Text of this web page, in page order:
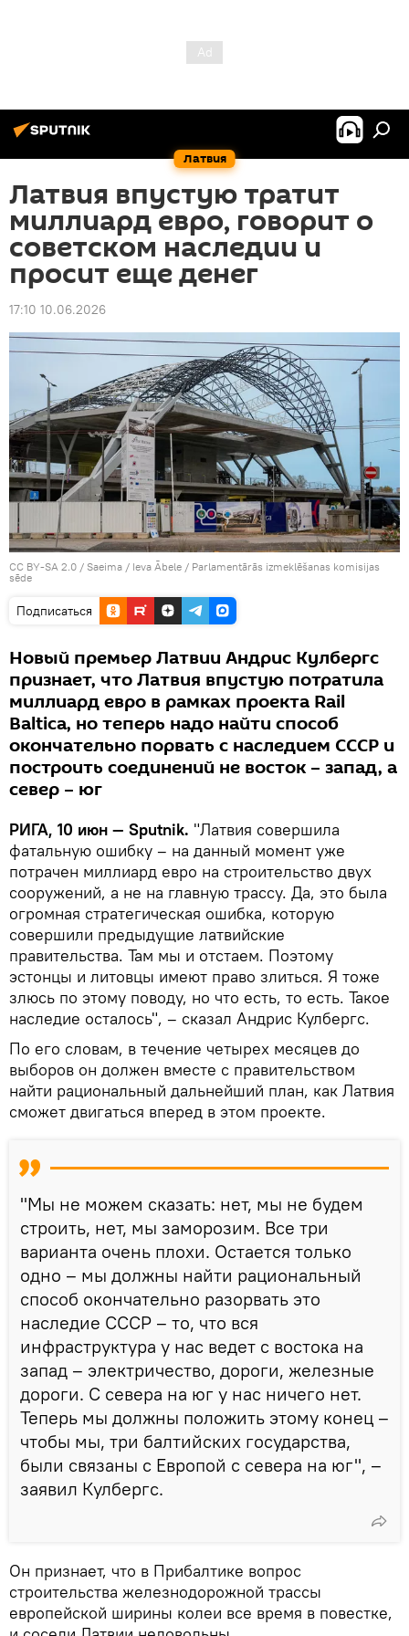
Латвия
Латвия впустую тратит
миллиард евро, говорит о
советском наследии и
просит еще денег
17:10 10.06.2026
CC BY-SA 2.0 / Saeima / Ieva Ābele / Parlamentārās izmeklēšanas komisijas
sēde
Подписаться
Новый премьер Латвии Андрис Кулбергс
признает, что Латвия впустую потратила
миллиард евро в рамках проекта Rail
Baltica, но теперь надо найти способ
окончательно порвать с наследием СССР и
построить соединений не восток – запад, а
север – юг
РИГА, 10 июн — Sputnik. "Латвия совершила
фатальную ошибку – на данный момент уже
потрачен миллиард евро на строительство двух
сооружений, а не на главную трассу. Да, это была
огромная стратегическая ошибка, которую
совершили предыдущие латвийские
правительства. Там мы и отстаем. Поэтому
эстонцы и литовцы имеют право злиться. Я тоже
злюсь по этому поводу, но что есть, то есть. Такое
наследие осталось", – сказал Андрис Кулбергс.
По его словам, в течение четырех месяцев до
выборов он должен вместе с правительством
найти рациональный дальнейший план, как Латвия
сможет двигаться вперед в этом проекте.
"Мы не можем сказать: нет, мы не будем
строить, нет, мы заморозим. Все три
варианта очень плохи. Остается только
одно – мы должны найти рациональный
способ окончательно разорвать это
наследие СССР – то, что вся
инфраструктура у нас ведет с востока на
запад – электричество, дороги, железные
дороги. С севера на юг у нас ничего нет.
Теперь мы должны положить этому конец –
чтобы мы, три балтийских государства,
были связаны с Европой с севера на юг", –
заявил Кулбергс.
Он признает, что в Прибалтике вопрос
строительства железнодорожной трассы
европейской ширины колеи все время в повестке,